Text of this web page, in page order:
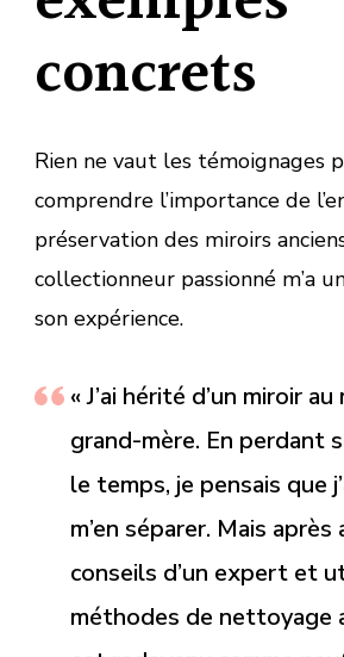
concrets
Rien ne vaut les témoignages
comprendre l’importance de
préservation des miroirs
collectionneur passionné m’a
son expérience.
« J’ai hérité d’un miroir
grand-mère. En perdant
le temps, je pensais que
m’en séparer. Mais
conseils d’un expert et
méthodes de nettoyage